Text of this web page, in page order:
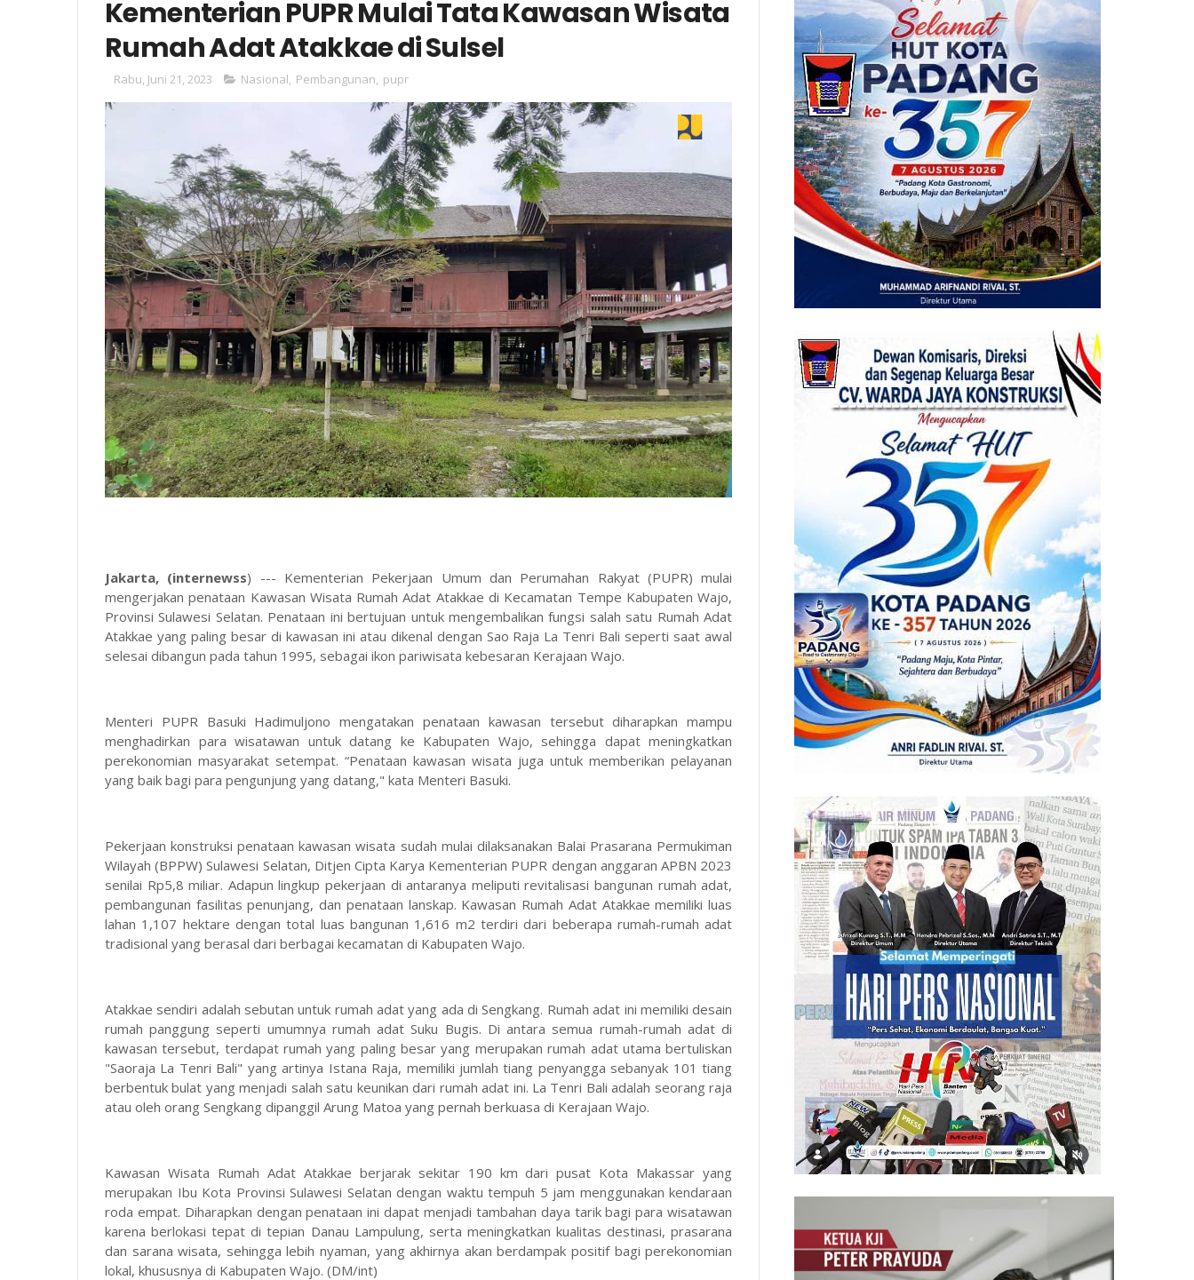
Kementerian PUPR Mulai Tata Kawasan Wisata
Rumah Adat Atakkae di Sulsel
Rabu, Juni 21, 2023 Nasional, Pembangunan, pupr
Jakarta, (internewss) --- Kementerian Pekerjaan Umum dan Perumahan Rakyat (PUPR) mulai
mengerjakan penataan Kawasan Wisata Rumah Adat Atakkae di Kecamatan Tempe Kabupaten Wajo,
Provinsi Sulawesi Selatan. Penataan ini bertujuan untuk mengembalikan fungsi salah satu Rumah Adat
Atakkae yang paling besar di kawasan ini atau dikenal dengan Sao Raja La Tenri Bali seperti saat awal
selesai dibangun pada tahun 1995, sebagai ikon pariwisata kebesaran Kerajaan Wajo.
Menteri PUPR Basuki Hadimuljono mengatakan penataan kawasan tersebut diharapkan mampu
menghadirkan para wisatawan untuk datang ke Kabupaten Wajo, sehingga dapat meningkatkan
perekonomian masyarakat setempat. “Penataan kawasan wisata juga untuk memberikan pelayanan
yang baik bagi para pengunjung yang datang," kata Menteri Basuki.
Pekerjaan konstruksi penataan kawasan wisata sudah mulai dilaksanakan Balai Prasarana Permukiman
Wilayah (BPPW) Sulawesi Selatan, Ditjen Cipta Karya Kementerian PUPR dengan anggaran APBN 2023
senilai Rp5,8 miliar. Adapun lingkup pekerjaan di antaranya meliputi revitalisasi bangunan rumah adat,
pembangunan fasilitas penunjang, dan penataan lanskap. Kawasan Rumah Adat Atakkae memiliki luas
lahan 1,107 hektare dengan total luas bangunan 1,616 m2 terdiri dari beberapa rumah-rumah adat
tradisional yang berasal dari berbagai kecamatan di Kabupaten Wajo.
Atakkae sendiri adalah sebutan untuk rumah adat yang ada di Sengkang. Rumah adat ini memiliki desain
rumah panggung seperti umumnya rumah adat Suku Bugis. Di antara semua rumah-rumah adat di
kawasan tersebut, terdapat rumah yang paling besar yang merupakan rumah adat utama bertuliskan
"Saoraja La Tenri Bali" yang artinya Istana Raja, memiliki jumlah tiang penyangga sebanyak 101 tiang
berbentuk bulat yang menjadi salah satu keunikan dari rumah adat ini. La Tenri Bali adalah seorang raja
atau oleh orang Sengkang dipanggil Arung Matoa yang pernah berkuasa di Kerajaan Wajo.
Kawasan Wisata Rumah Adat Atakkae berjarak sekitar 190 km dari pusat Kota Makassar yang
merupakan Ibu Kota Provinsi Sulawesi Selatan dengan waktu tempuh 5 jam menggunakan kendaraan
roda empat. Diharapkan dengan penataan ini dapat menjadi tambahan daya tarik bagi para wisatawan
karena berlokasi tepat di tepian Danau Lampulung, serta meningkatkan kualitas destinasi, prasarana
dan sarana wisata, sehingga lebih nyaman, yang akhirnya akan berdampak positif bagi perekonomian
lokal, khususnya di Kabupaten Wajo. (DM/int)